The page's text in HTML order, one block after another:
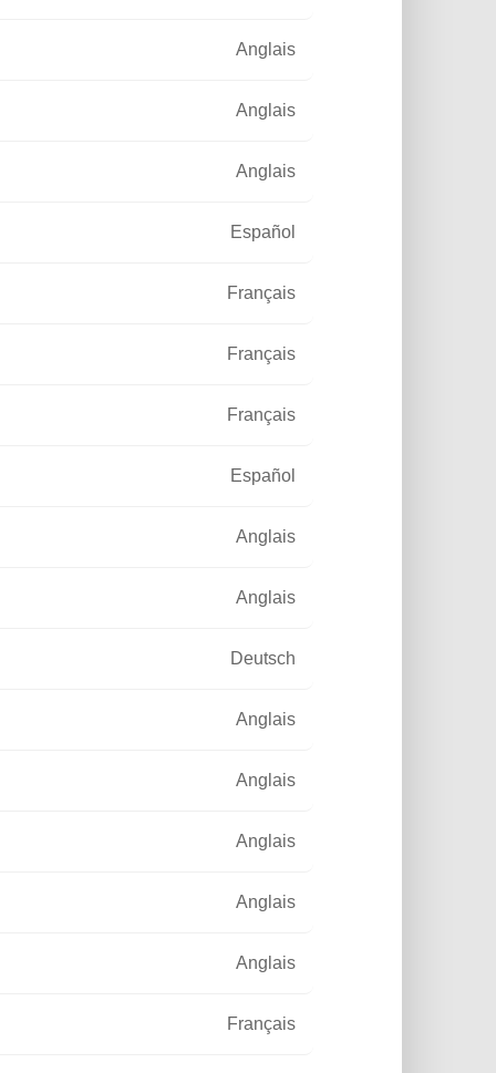
solaire éclaire la
City&nbsp;? Fonroche Eclairage
avec sa technologie solaire
nuit le centre historique
solaire dans les rues de Yaoundé
Anglais
Anglais
Anglais
Español
Français
Français
Français
Español
Anglais
Anglais
Deutsch
Anglais
Anglais
Anglais
Anglais
Anglais
Français